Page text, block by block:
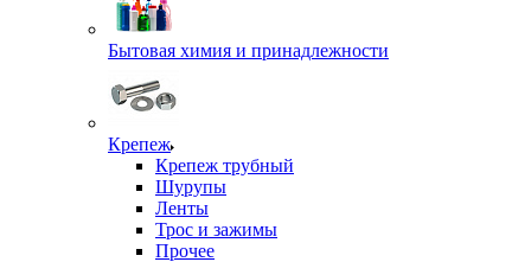
Бытовая химия и принадлежности
Крепеж
Крепеж трубный
Шурупы
Ленты
Трос и зажимы
Прочее